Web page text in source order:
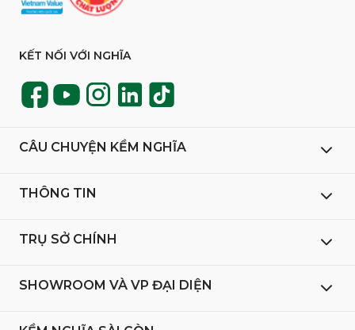
KẾT NỐI VỚI NGHĨA
CÂU CHUYỆN KỀM NGHĨA
THÔNG TIN
TRỤ SỞ CHÍNH
SHOWROOM VÀ VP ĐẠI DIỆN